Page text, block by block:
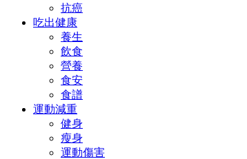
抗癌
吃出健康
養生
飲食
營養
食安
食譜
運動減重
健身
瘦身
運動傷害